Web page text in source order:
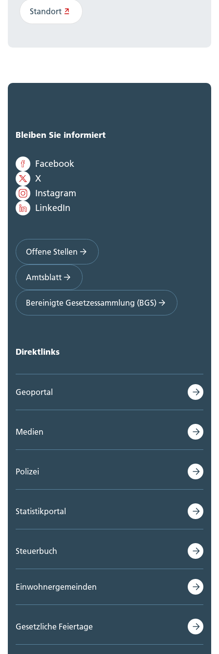
Standort
Bleiben Sie informiert
Facebook
X
Instagram
LinkedIn
Offene Stellen
Amtsblatt
Bereinigte Gesetzessammlung (BGS)
Direktlinks
Geoportal
Medien
Polizei
Statistikportal
Steuerbuch
Einwohnergemeinden
Gesetzliche Feiertage